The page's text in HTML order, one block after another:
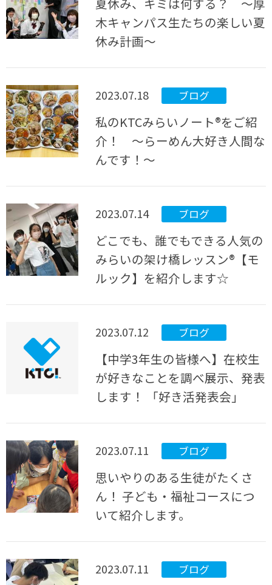
木キャンパス生たちの楽しい夏
休み計画～
2023.07.18 ブログ
私のKTCみらいノート®をご紹
介！ ～らーめん大好き人間な
んです！～
2023.07.14 ブログ
どこでも、誰でもできる人気の
みらいの架け橋レッスン®【モ
ルック】を紹介します☆
2023.07.12 ブログ
【中学3年生の皆様へ】在校生
が好きなことを調べ展示、発表
します！ 「好き活発表会」
2023.07.11 ブログ
思いやりのある生徒がたくさ
ん！ 子ども・福祉コースにつ
いて紹介します。
2023.07.11 ブログ